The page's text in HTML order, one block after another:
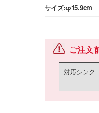
サイズ:φ15.9cm
ご注文
対応シンク